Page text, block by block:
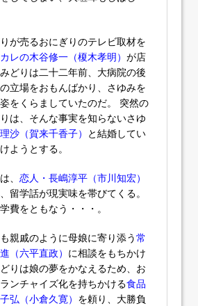
が売るおにぎりのテレビ取材を
レの木谷修一（榎木孝明） が店
どりは二十二年前、大病院の後
立場をおもんばかり、さゆみを
をくらましていたのだ。 突然の
は、そんな事実を知らないさゆ
沙（賀来千香子） と結婚してい
ようとする。
、 恋人・長嶋淳平（市川知宏）
留学話が現実味を帯びてくる。
費をともなう・・・。
親戚のように母娘に寄り添う常
（六平直政） に相談をもちかけ
りは娘の夢をかなえるため、お
ンチャイズ化を持ちかける食品
弘（小倉久寛） を頼り、大勝負